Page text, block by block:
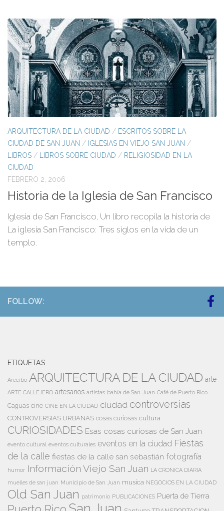
ARQUITECTURA DE LA CIUDAD / ESCRITOS SOBRE LA
CIUDAD DE SAN JUAN / IGLESIAS EN VIEJO SAN JUAN /
LIBROS / LIBROS SOBRE CIUDAD / RELIGIOSIDAD EN LA
CIUDAD
FEBRERO 2, 2006
Historia de la Iglesia de San Francisco
Iglesia de San Francisco, Un libro recopila la historia de
La iglesia San Francisco: Tres siglos en la vida de un
templo.
FOLLOW:
ETIQUETAS
Arecibo ARQUITECTURA DE LA CIUDAD arte
ARTE CALLEJERO artesanos artistas bahía de San Juan Café de Puerto Rico
Caguas cine CINE EN LA CIUDAD ciudad controversias
CONTROVERSIAS URBANAS cosas curiosas cultura
CURIOSIDADES Esas cosas curiosas de San Juan
evento cultural eventos culturales eventos en la ciudad Fiestas
de la calle fiestas de la calle san sebastián fotografía
humor Información Viejo San Juan LA CRONICA DIARIA
muelles de san juan Municipio de San Juan musica NEGOCIOS EN LA CIUDAD
Old San Juan patrimonio PUBLICACIONES Puerta de Tierra